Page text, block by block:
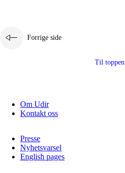
Forrige side
Til toppen
Om Udir
Kontakt oss
Presse
Nyhetsvarsel
English pages